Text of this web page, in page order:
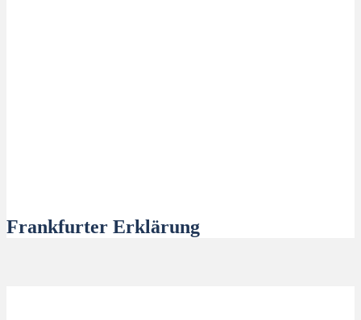
Frankfurter Erklärung